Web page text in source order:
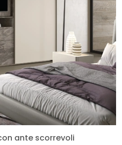
ante scorrevoli